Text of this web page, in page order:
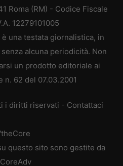
Roma (RM) - Codice Fiscale
12279101005
una testata giornalistica, in
alcuna periodicità. Non
un prodotto editoriale ai
n. 62 del 07.03.2001
i diritti riservati - Contattaci
questo sito sono gestite da